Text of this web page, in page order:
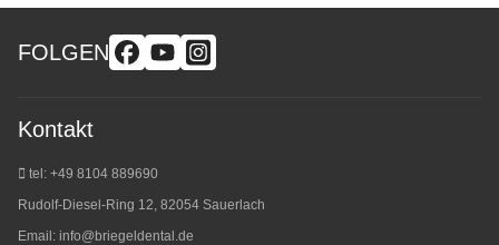
FOLGEN
Kontakt
tel: +49 8104 889690
Rudolf-Diesel-Ring 12, 82054 Sauerlach
Email: info@briegeldental.de